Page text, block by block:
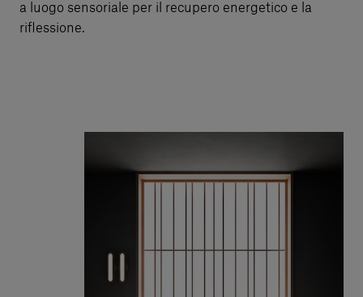
a luogo sensoriale per il recupero energetico e la
riflessione.